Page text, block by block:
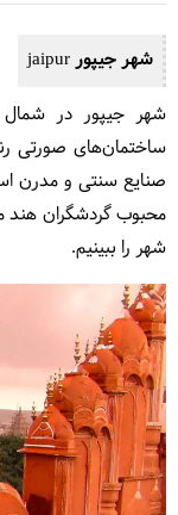
شهر جیپور jaipur
شهر جیپور در
ساختمان‌های صورتی
صنایع سنتی و مدرن
محبوب گردشگران هند
شهر را ببینیم.